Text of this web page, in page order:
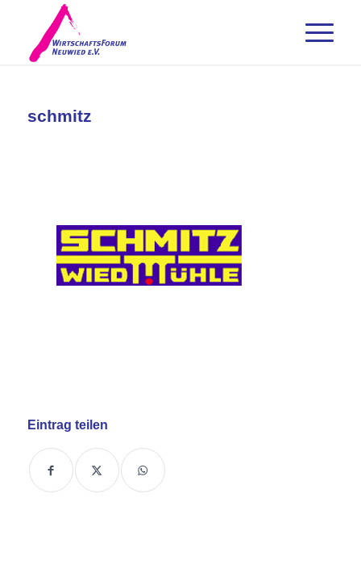
schmitz
Eintrag teilen